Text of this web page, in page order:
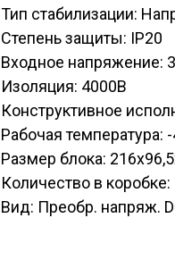
Тип стабилизации:
Степень защиты: IP20
Входное напряжение:
Изоляция: 4000В
Конструктивное
Рабочая температура:
Размер блока:
Количество в
Вид: Преобр. напряж.